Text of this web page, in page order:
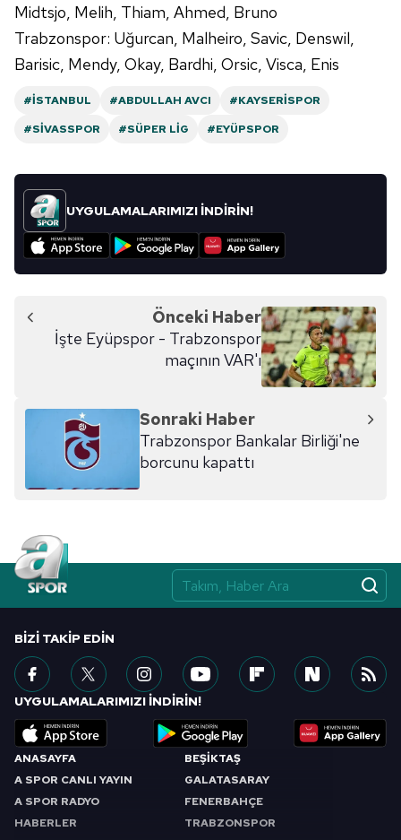
Midtsjo, Melih, Thiam, Ahmed, Bruno
Trabzonspor: Uğurcan, Malheiro, Savic, Denswil,
Barisic, Mendy, Okay, Bardhi, Orsic, Visca, Enis
#İSTANBUL #ABDULLAH AVCI
#KAYSERISPOR
#SIVASSPOR
#SÜPER LIG #EYÜPSPOR
UYGULAMALARIMIZI İNDİRİN!
Önceki Haber
İşte Eyüpspor - Trabzonspor
maçının VAR'ı
Sonraki Haber
Trabzonspor Bankalar Birliği'ne
borcunu kapattı
ANASAYFA
A SPOR CANLI YAYIN
A SPOR RADYO
HABERLER
BEŞİKTAŞ
GALATASARAY
FENERBAHÇE
TRABZONSPOR
BIZI TAKIP EDIN
UYGULAMALARIMIZI İNDİRİN!